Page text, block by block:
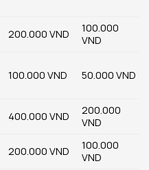
200.000 VND
100.000
VND
100.000 VND 50.000 VND
400.000 VND
200.000
VND
200.000 VND
100.000
VND